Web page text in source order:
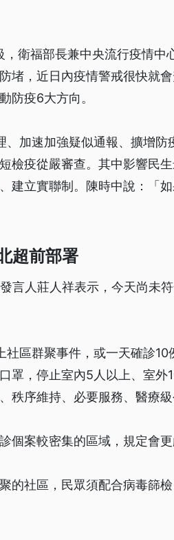
衛福部長兼中央流行疫情中
堵，近日內疫情警戒很快就
防疫6大方向。
加速加強疑似通報、擴增防
檢疫從嚴審查。其中影響民
建立實聯制。陳時中說：「
超前部署
言人莊人祥表示，今天尚未
區群聚事件，或一天確診10
罩，停止室內5人以上、室外
秩序維持、必要服務、醫療級
個案較密集的區域，規定會更
的社區，民眾須配合病毒篩